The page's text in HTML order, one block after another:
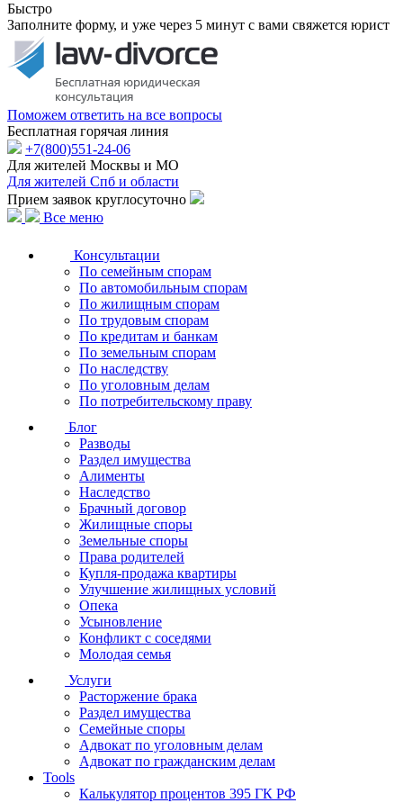
Быстро
Заполните форму, и уже через 5 минут с вами свяжется юрист
Поможем ответить на все вопросы
Бесплатная горячая линия
+7(800)551-24-06
Для жителей Москвы и МО
Для жителей Спб и области
Прием заявок круглосуточно
Все меню
Консультации
По семейным спорам
По автомобильным спорам
По жилищным спорам
По трудовым спорам
По кредитам и банкам
По земельным спорам
По наследству
По уголовным делам
По потребительскому праву
Блог
Разводы
Раздел имущества
Алименты
Наследство
Брачный договор
Жилищные споры
Земельные споры
Права родителей
Купля-продажа квартиры
Улучшение жилищных условий
Опека
Усыновление
Конфликт с соседями
Молодая семья
Услуги
Расторжение брака
Раздел имущества
Семейные споры
Адвокат по уголовным делам
Адвокат по гражданским делам
Tools
Калькулятор процентов 395 ГК РФ